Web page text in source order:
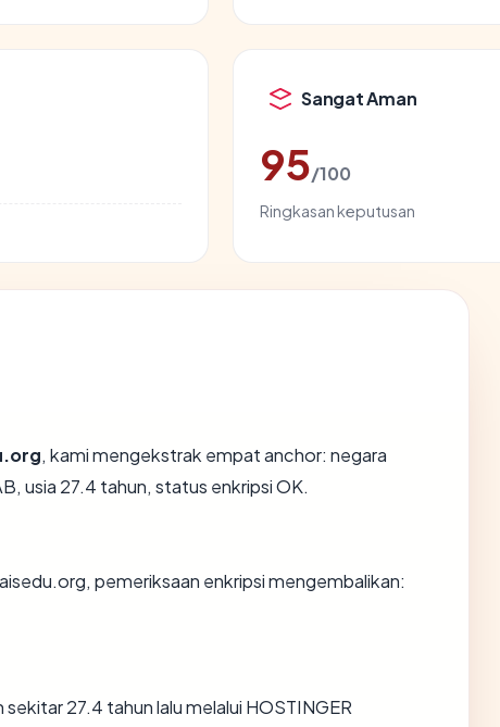
Sangat Aman
95/100
Ringkasan keputusan
, kami mengekstrak empat anchor: negara
usia 27.4 tahun, status enkripsi OK.
pemeriksaan enkripsi mengembalikan:
27.4 tahun lalu melalui HOSTINGER